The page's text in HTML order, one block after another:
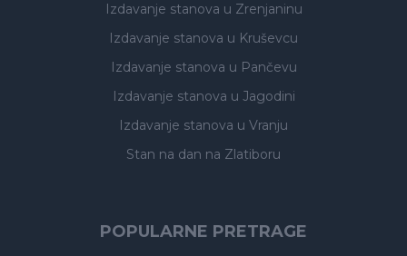
Izdavanje stanova u Zrenjaninu
Izdavanje stanova u Kruševcu
Izdavanje stanova u Pančevu
Izdavanje stanova u Jagodini
Izdavanje stanova u Vranju
Stan na dan na Zlatiboru
POPULARNE PRETRAGE